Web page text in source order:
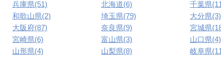
兵庫県(51)
北海道(6)
千葉県
和歌山県(2)
埼玉県(79)
大分県(3)
大阪府(87)
奈良県(9)
宮城県
宮崎県(6)
富山県(3)
山口県(4)
山形県(4)
山梨県(8)
岐阜県